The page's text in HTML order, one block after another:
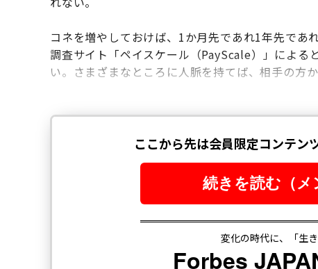
コネを増やしておけば、1か月先であれ1年先であ
調査サイト「ペイスケール（PayScale）」によ
い。さまざまなところに人脈を持てば、相手の方